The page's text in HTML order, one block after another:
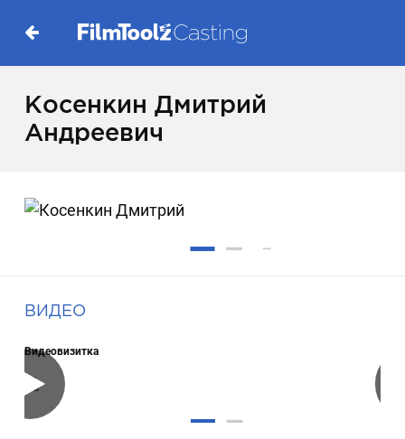
Косенкин Дмитрий
Андреевич
ВИДЕО
Видеовизитка